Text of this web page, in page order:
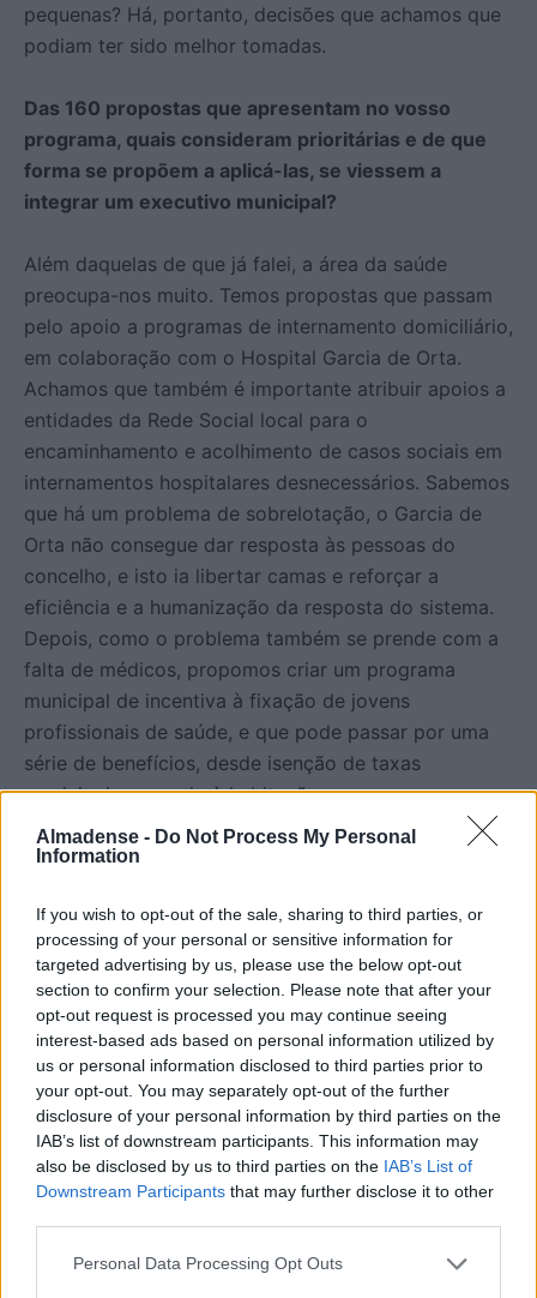
Almadense - Do Not Process My Personal
Information
If you wish to opt-out of the sale, sharing to third parties, or
processing of your personal or sensitive information for
targeted advertising by us, please use the below opt-out
section to confirm your selection. Please note that after your
opt-out request is processed you may continue seeing
interest-based ads based on personal information utilized by
us or personal information disclosed to third parties prior to
your opt-out. You may separately opt-out of the further
disclosure of your personal information by third parties on the
IAB’s list of downstream participants. This information may
also be disclosed by us to third parties on the IAB’s List of
Downstream Participants that may further disclose it to other
Personal Data Processing Opt Outs
pequenas? Há, portanto, decisões que achamos que
podiam ter sido melhor tomadas.
Das 160 propostas que apresentam no vosso
programa, quais consideram prioritárias e de que
forma se propõem a aplicá-las, se viessem a
integrar um executivo municipal?
Além daquelas de que já falei, a área da saúde
preocupa-nos muito. Temos propostas que passam
pelo apoio a programas de internamento domiciliário,
em colaboração com o Hospital Garcia de Orta.
Achamos que também é importante atribuir apoios a
entidades da Rede Social local para o
encaminhamento e acolhimento de casos sociais em
internamentos hospitalares desnecessários. Sabemos
que há um problema de sobrelotação, o Garcia de
Orta não consegue dar resposta às pessoas do
concelho, e isto ia libertar camas e reforçar a
eficiência e a humanização da resposta do sistema.
Depois, como o problema também se prende com a
falta de médicos, propomos criar um programa
municipal de incentiva à fixação de jovens
profissionais de saúde, e que pode passar por uma
série de benefícios, desde isenção de taxas
municipais ao apoio à habitação.
E no âmbito da mobilidade?
- PUBLICIDADE -
Essa questão também é muito importante. Estou a
pensar no drama que é vivido diariamente pelas